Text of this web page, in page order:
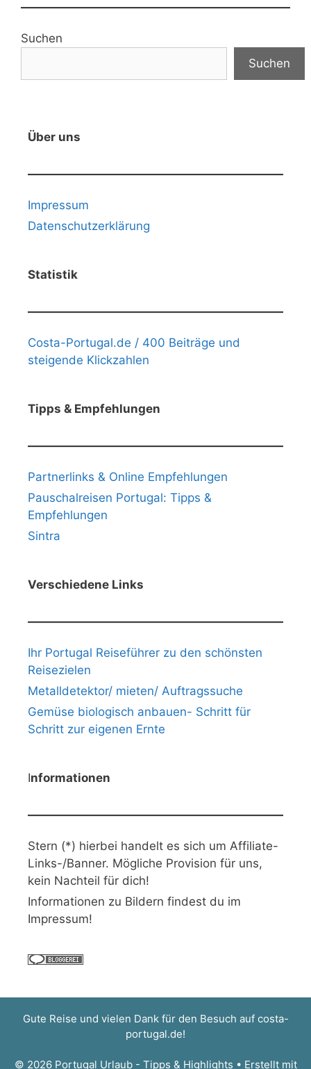
Suchen
Suchen
Über uns
Impressum
Datenschutzerklärung
Statistik
Costa-Portugal.de / 400 Beiträge und
steigende Klickzahlen
Tipps & Empfehlungen
Partnerlinks & Online Empfehlungen
Pauschalreisen Portugal: Tipps &
Empfehlungen
Sintra
Verschiedene Links
Ihr Portugal Reiseführer zu den schönsten
Reisezielen
Metalldetektor/ mieten/ Auftragssuche
Gemüse biologisch anbauen- Schritt für
Schritt zur eigenen Ernte
Informationen
Stern (*) hierbei handelt es sich um Affiliate-
Links-/Banner. Mögliche Provision für uns,
kein Nachteil für dich!
Informationen zu Bildern findest du im
Impressum!
Gute Reise und vielen Dank für den Besuch auf costa-
portugal.de!
© 2026 Portugal Urlaub - Tipps & Highlights • Erstellt mit